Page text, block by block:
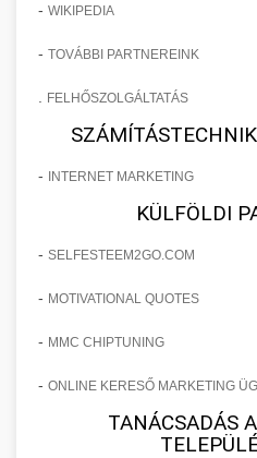
- WIKIPEDIA
- TOVÁBBI PARTNEREINK
FELHŐSZOLGÁLTATÁS
- INTERNET MARKETING
KÜLFÖLDI
- SELFESTEEM2GO.COM
- MOTIVATIONAL QUOTES
- MMC CHIPTUNING
- ONLINE KERESŐ MARKETING
TANÁCSADÁS